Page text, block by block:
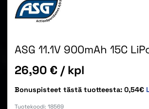
ASG 11.1V 900mAh 15C
Hinta
26,90 € / kpl
Bonuspisteet tästä tuotteesta: 0,54€
Tuotekoodi: 18569